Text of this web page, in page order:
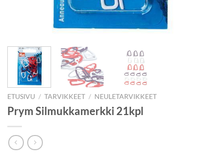
ETUSIVU / TARVIKKEET / NEULETARVIKKEET
Prym Silmukkamerkki 21kpl